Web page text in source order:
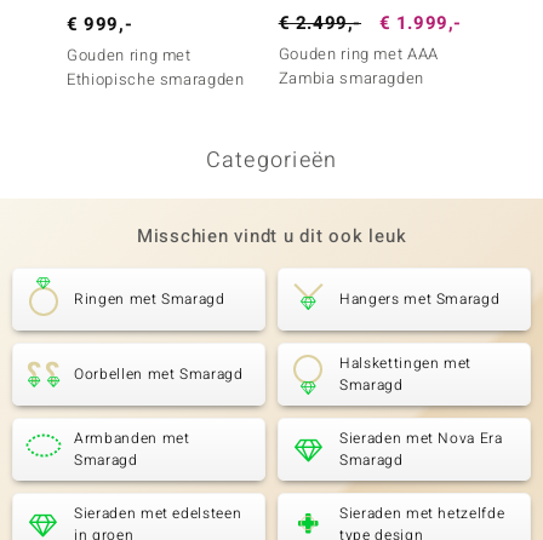
€ 999,-
Gouden ring met
Ethiopische smaragden
€ 2.499,- € 1.999,-
Gouden ring met AAA
Zambia smaragden
Categorieën
Misschien vindt u dit ook leuk
Ringen met Smaragd Hangers met Smaragd
Oorbellen met Smaragd
Halskettingen met
Smaragd
Armbanden met
Smaragd
Sieraden met Nova Era
Smaragd
Sieraden met edelsteen
in groen
Sieraden met hetzelfde
type design